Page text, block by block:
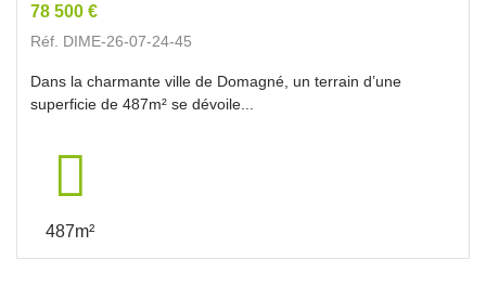
78 500 €
Réf. DIME-26-07-24-45
Dans la charmante ville de Domagné, un terrain d’une
superficie de 487m² se dévoile...
487m²